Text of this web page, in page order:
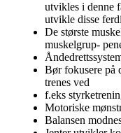
utvikles i denne
utvikle disse
De største
muskelgrup-
Bør fokusere på
trenes ved
f.eks
Motoriske
Balansen